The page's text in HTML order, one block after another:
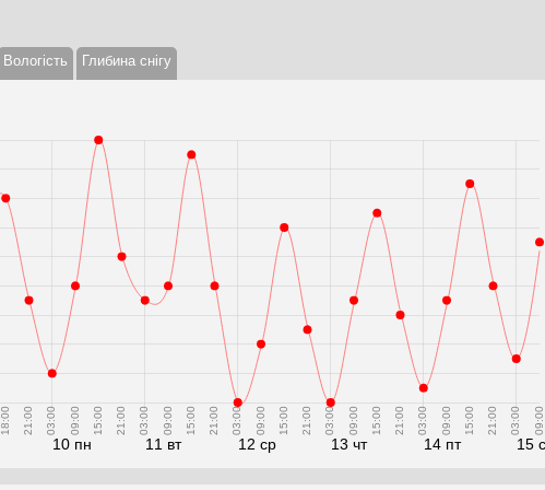
Вологість Глибина снігу
18:00 21:00
10 пн
03:00 09:00 15:00 21:00
11 вт
03:00 09:00 15:00 21:00
12 ср
03:00 09:00 15:00 21:00
13 чт
03:00 09:00 15:00 21:00
14 пт
03:00 09:00 15:00 21:00
15
03:00 09:00